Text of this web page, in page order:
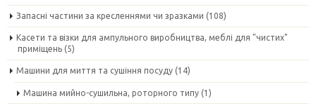
Запасні частини за кресленнями чи зразками (108)
Касети та візки для ампульного виробництва, меблі для "чистих"
приміщень (5)
Машини для миття та сушіння посуду (14)
Машина мийно-сушильна, роторного типу (1)